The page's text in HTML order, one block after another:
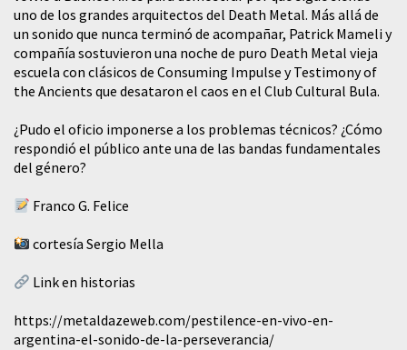
uno de los grandes arquitectos del Death Metal. Más allá de
un sonido que nunca terminó de acompañar, Patrick Mameli y
compañía sostuvieron una noche de puro Death Metal vieja
escuela con clásicos de Consuming Impulse y Testimony of
the Ancients que desataron el caos en el Club Cultural Bula.
¿Pudo el oficio imponerse a los problemas técnicos? ¿Cómo
respondió el público ante una de las bandas fundamentales
del género?
Franco G. Felice
cortesía Sergio Mella
Link en historias
https://metaldazeweb.com/pestilence-en-vivo-en-
argentina-el-sonido-de-la-perseverancia/